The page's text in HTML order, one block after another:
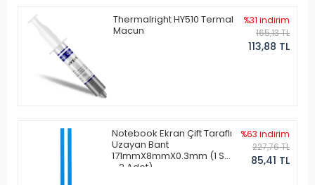
Thermalright HY510 Termal
Macun
%31 indirim
165,13 TL
113,88 TL
Notebook Ekran Çift Taraflı
Uzayan Bant
171mmX8mmX0.3mm (1 Set
- 2 Adet)
%63 indirim
227,76 TL
85,41 TL